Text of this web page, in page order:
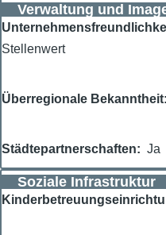
Verwaltung und
Stellenwert
Überregionale Bekanntheit
Städtepartnerschaften Ja
Soziale Infrastruktur